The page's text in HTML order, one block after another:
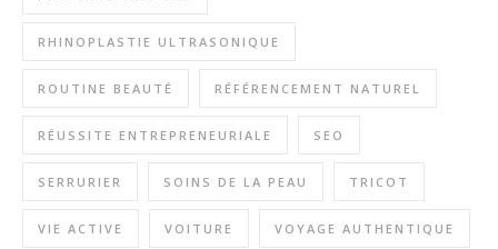
RHINOPLASTIE ULTRASONIQUE
ROUTINE BEAUTÉ RÉFÉRENCEMENT NATUREL
RÉUSSITE ENTREPRENEURIALE SEO
SERRURIER SOINS DE LA PEAU TRICOT
VIE ACTIVE VOITURE VOYAGE AUTHENTIQUE